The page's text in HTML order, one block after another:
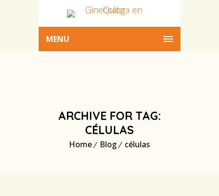
MENU
ARCHIVE FOR TAG:
CÉLULAS
Home Blog células